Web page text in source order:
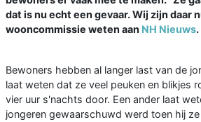
dat is nu echt een gevaar. Wij zijn daar
wooncommissie weten aan NH Nieuws.
Bewoners hebben al langer last van de
laat weten dat ze veel peuken en blikjes
vier uur s'nachts door. Een ander laat
jongeren gewaarschuwd werd toen hij